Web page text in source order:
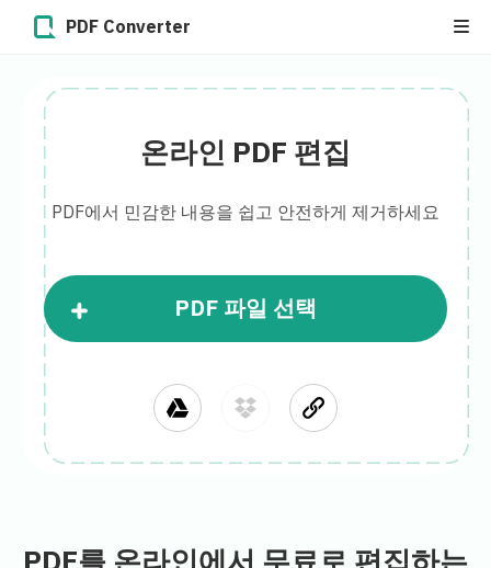
PDF Converter
온라인 PDF 편집
PDF에서 민감한 내용을 쉽고 안전하게 제거하세요
PDF 파일 선택